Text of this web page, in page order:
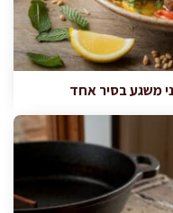
משגע בסיר אחד